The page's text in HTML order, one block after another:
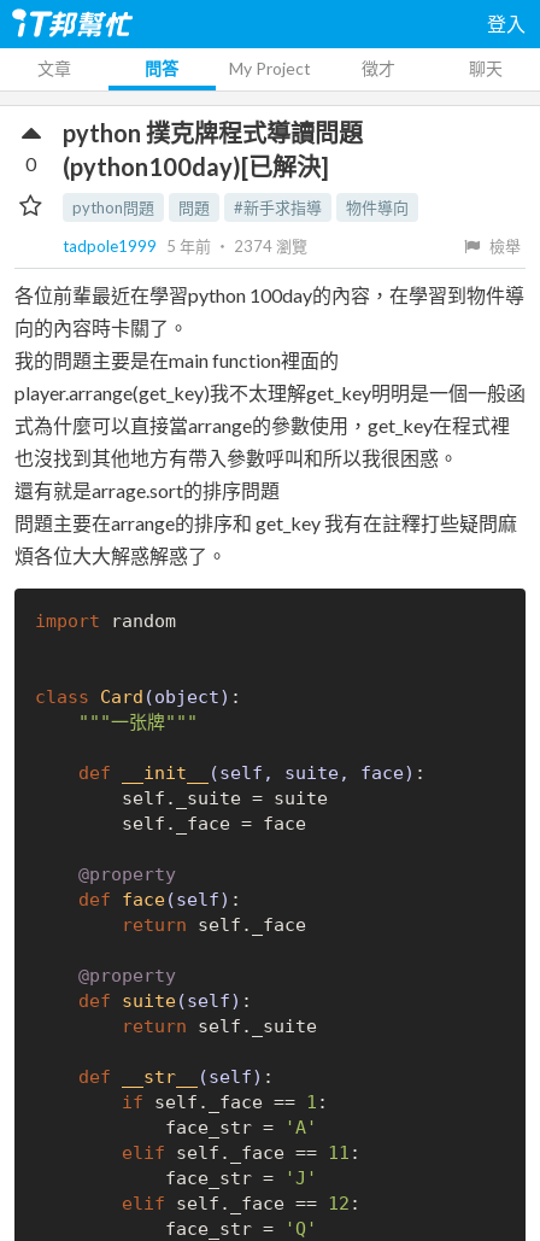
登入
文章 問答 My Project 徵才 聊天
python 撲克牌程式導讀問題
(python100day)[已解決]
python問題 問題 #新手求指導
物件導向
tadpole1999
5 年前 ‧ 2374瀏覽 檢舉
0
各位前輩最近在學習python 100day的內容，在學習到物件導
向的內容時卡關了。
我的問題主要是在main function裡面的
player.arrange(get_key)我不太理解get_key明明是一個一般函
式為什麼可以直接當arrange的參數使用，get_key在程式裡
也沒找到其他地方有帶入參數呼叫和所以我很困惑。
還有就是arrage.sort的排序問題
問題主要在arrange的排序和 get_key 我有在註釋打些疑問麻
煩各位大大解惑解惑了。
import random
class Card (object) :
"""一张牌"""
def __init__ (self, suite, face) :
    @property
def
face(self) :
return self._face
    @property
def
suite(self) :
return self._suite
def __str__ (self) :
if self._face == 1 :
            face_str =
'A'
elif self._face == 11 :
            face_str =
'J'
elif self._face == 12 :
            face_str =
'Q'